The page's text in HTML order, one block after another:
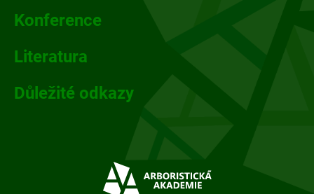
Konference
Literatura
Důležité odkazy